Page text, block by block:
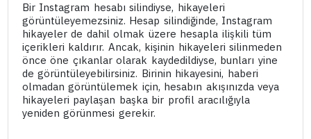
Bir Instagram hesabı silindiyse, hikayeleri
görüntüleyemezsiniz. Hesap silindiğinde, Instagram
hikayeler de dahil olmak üzere hesapla ilişkili tüm
içerikleri kaldırır. Ancak, kişinin hikayeleri silinmeden
önce öne çıkanlar olarak kaydedildiyse, bunları yine
de görüntüleyebilirsiniz. Birinin hikayesini, haberi
olmadan görüntülemek için, hesabın akışınızda veya
hikayeleri paylaşan başka bir profil aracılığıyla
yeniden görünmesi gerekir.